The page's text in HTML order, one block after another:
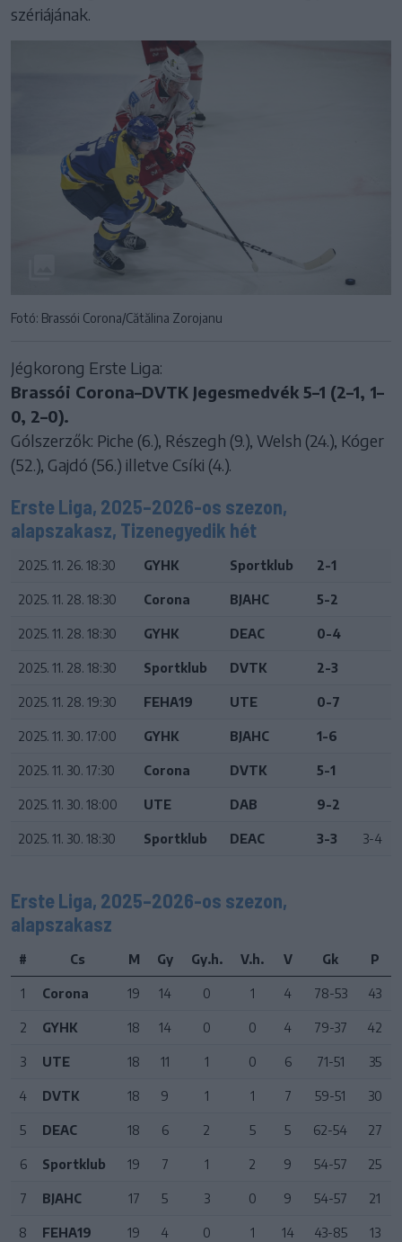
szériájának.
Fotó: Brassói Corona/Cătălina Zorojanu
Jégkorong Erste Liga:
Brassói Corona–DVTK Jegesmedvék 5–1 (2–1, 1–
0, 2–0).
Gólszerzők: Piche (6.), Részegh (9.), Welsh (24.), Kóger
(52.), Gajdó (56.) illetve Csíki (4.).
Erste Liga, 2025–2026-os szezon,
alapszakasz, Tizenegyedik hét
2025. 11. 26. 18:30 GYHK Sportklub 2-1
2025. 11. 28. 18:30 Corona BJAHC 5-2
2025. 11. 28. 18:30 GYHK DEAC 0-4
2025. 11. 28. 18:30 Sportklub DVTK 2-3
2025. 11. 28. 19:30 FEHA19 UTE 0-7
2025. 11. 30. 17:00 GYHK BJAHC 1-6
2025. 11. 30. 17:30 Corona DVTK 5-1
2025. 11. 30. 18:00 UTE DAB 9-2
2025. 11. 30. 18:30 Sportklub DEAC 3-3 3-4
Erste Liga, 2025–2026-os szezon,
alapszakasz
# Cs M Gy Gy.h. V.h. V Gk P
1 Corona 19 14 0 1 4 78-53 43
2 GYHK 18 14 0 0 4 79-37 42
3 UTE 18 11 1 0 6 71-51 35
4 DVTK 18 9 1 1 7 59-51 30
5 DEAC 18 6 2 5 5 62-54 27
6 Sportklub 19 7 1 2 9 54-57 25
7 BJAHC 17 5 3 0 9 54-57 21
8 FEHA19 19 4 0 1 14 43-85 13